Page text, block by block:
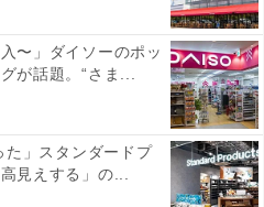
わないことに。7個しか入っ
もするんですよね。しかも
、一体いくらのチーズな
わない方が絶対いいと思った
〜」ダイソーのポッ
が話題。“さま...
た」スタンダードプ
見えする」の...